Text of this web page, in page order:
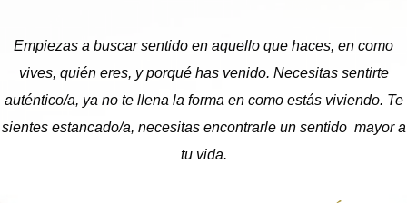
Empiezas a buscar sentido en aquello que haces, en como
vives, quién eres, y porqué has venido. Necesitas sentirte
auténtico/a, ya no te llena la forma en como estás viviendo. Te
sientes estancado/a, necesitas encontrarle un sentido mayor a
tu vida.
Estadísticas
podamos
mejorar la